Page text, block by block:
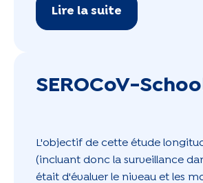
Lire la suite
SEROCoV-
L'objectif de cette étude
(incluant donc la surveillance
était d'évaluer le niveau et les